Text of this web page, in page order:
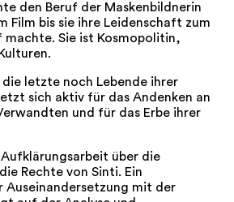
den Beruf der Maskenbildnerin
Film bis sie ihre Leidenschaft zum
machte. Sie ist Kosmopolitin,
letzte noch Lebende ihrer
sich aktiv für das Andenken an
und für das Erbe ihrer
über die
Rechte von Sinti. Ein
Auseinandersetzung mit der